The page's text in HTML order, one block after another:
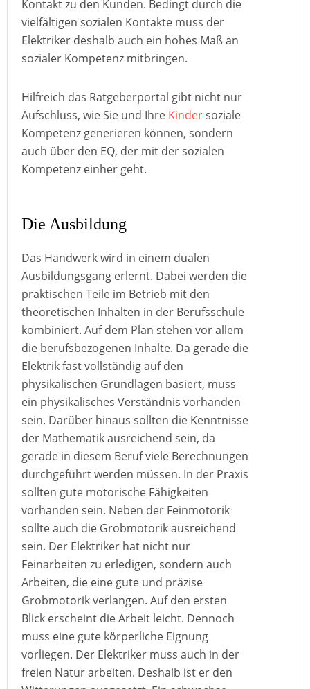
Kontakt zu den Kunden. Bedingt durch die
vielfältigen sozialen Kontakte muss der
Elektriker deshalb auch ein hohes Maß an
sozialer Kompetenz mitbringen.
Hilfreich das Ratgeberportal gibt nicht nur
Aufschluss, wie Sie und Ihre Kindersoziale
Kompetenz generieren können, sondern
auch über den EQ, der mit der sozialen
Kompetenz einher geht.
Die Ausbildung
Das Handwerk wird in einem dualen
Ausbildungsgang erlernt. Dabei werden die
praktischen Teile im Betrieb mit den
theoretischen Inhalten in der Berufsschule
kombiniert. Auf dem Plan stehen vor allem
die berufsbezogenen Inhalte. Da gerade die
Elektrik fast vollständig auf den
physikalischen Grundlagen basiert, muss
ein physikalisches Verständnis vorhanden
sein. Darüber hinaus sollten die Kenntnisse
der Mathematik ausreichend sein, da
gerade in diesem Beruf viele Berechnungen
durchgeführt werden müssen. In der Praxis
sollten gute motorische Fähigkeiten
vorhanden sein. Neben der Feinmotorik
sollte auch die Grobmotorik ausreichend
sein. Der Elektriker hat nicht nur
Feinarbeiten zu erledigen, sondern auch
Arbeiten, die eine gute und präzise
Grobmotorik verlangen. Auf den ersten
Blick erscheint die Arbeit leicht. Dennoch
muss eine gute körperliche Eignung
vorliegen. Der Elektriker muss auch in der
freien Natur arbeiten. Deshalb ist er den